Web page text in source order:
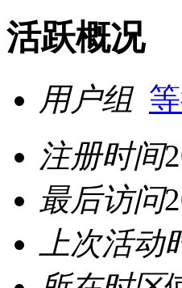
活跃概况
用户组
注册时间
最后访问
上次活动